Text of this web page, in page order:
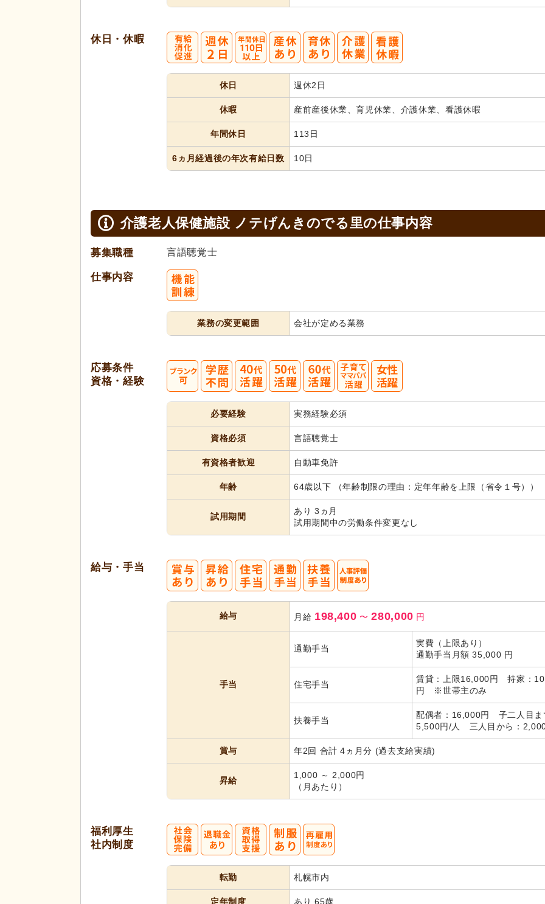
休日・休暇
休日 週休2日
休暇 産前産後休業、育児休業、介護休業、看護休暇
年間休日 113日
6ヵ月経過後の年次有給日数 10日
介護老人保健施設 ノテげんきのでる里の仕事内容
募集職種 言語聴覚士
仕事内容
業務の変更範囲 会社が定める業務
応募条件
資格・経験
必要経験 実務経験必須
資格必須 言語聴覚士
有資格者歓迎 自動車免許
年齢 64歳以下 （年齢制限の理由：定年年齢を上限（省令１号））
試用期間
あり 3ヵ月
試用期間中の労働条件変更なし
給与・手当
給与 月給 198,400 〜 280,000 円
手当
通勤手当
実費（上限あり）
通勤手当月額 35,000 円
住宅手当
賃貸：上限16,000円 持家：
円 ※世帯主のみ
扶養手当
配偶者：16,000円 子二人目ま
5,500円/人 三人目から：
賞与 年2回 合計 4ヵ月分 (過去支給実績)
昇給
1,000 ～ 2,000円
（月あたり）
福利厚生
社内制度
転勤 札幌市内
定年制度 あり 65歳